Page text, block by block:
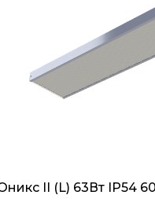
II (L) 63Вт IP54